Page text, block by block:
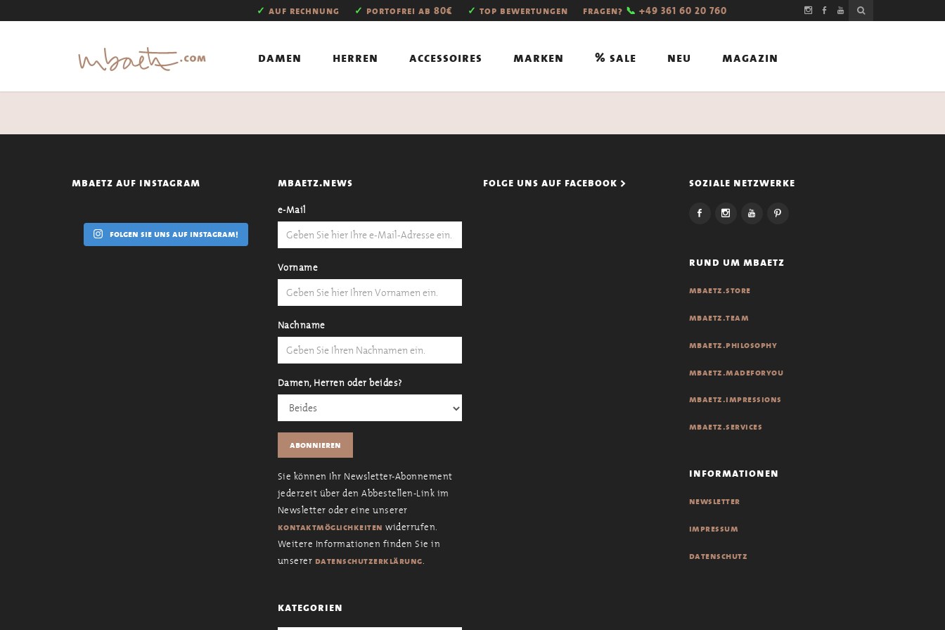
✓ auf rechnung ✓ portofrei ab 80€ ✓ top bewertungen fragen? 📞 +49 361 60 20 760
damen herren accessoires marken % sale neu magazin
mbaetz auf instagram
folgen sie uns auf instagram!
mbaetz.news
e-Mail
Vorname
Nachname
Damen, Herren oder beides?
Sie können Ihr Newsletter-Abonnement
jederzeit über den Abbestellen-Link im
Newsletter oder eine unserer
kontaktmöglichkeiten widerrufen.
Weitere Informationen finden Sie in
unserer datenschutzerklärung.
kategorien
folge uns auf facebook > soziale netzwerke
rund um mbaetz
mbaetz.store
mbaetz.team
mbaetz.philosophy
mbaetz.madeforyou
mbaetz.impressions
mbaetz.services
informationen
newsletter
impressum
datenschutz